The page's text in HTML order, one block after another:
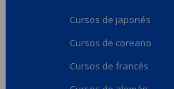
Cursos de japonés
Cursos de coreano
Cursos de francés